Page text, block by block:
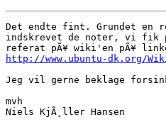
Det endte fint. Grundet en
indskrevet de noter, vi fik
http://www.ubuntu-dk.org/
Jeg vil gerne beklage
mvh
Niels KjÃ¸ller Hansen